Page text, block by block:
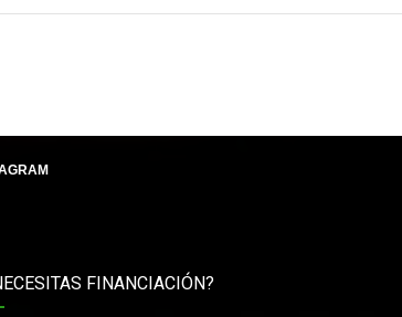
FINANCIACIÓN?